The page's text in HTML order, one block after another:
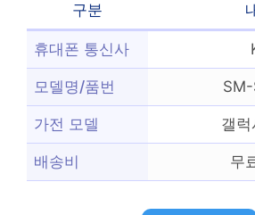
구분
휴대폰 통신사
모델명/품번 SM-
가전 모델 갤
배송비 무